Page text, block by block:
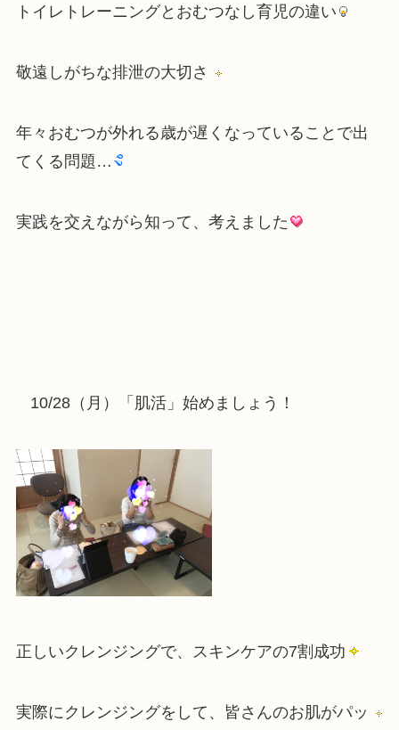
トイレトレーニングとおむつなし育児の違い
敬遠しがちな排泄の大切さ
年々おむつが外れる歳が遅くなっていることで出
てくる問題…
実践を交えながら知って、考えました
10/28（月）「肌活」始めましょう！
正しいクレンジングで、スキンケアの7割成功
実際にクレンジングをして、皆さんのお肌がパッ